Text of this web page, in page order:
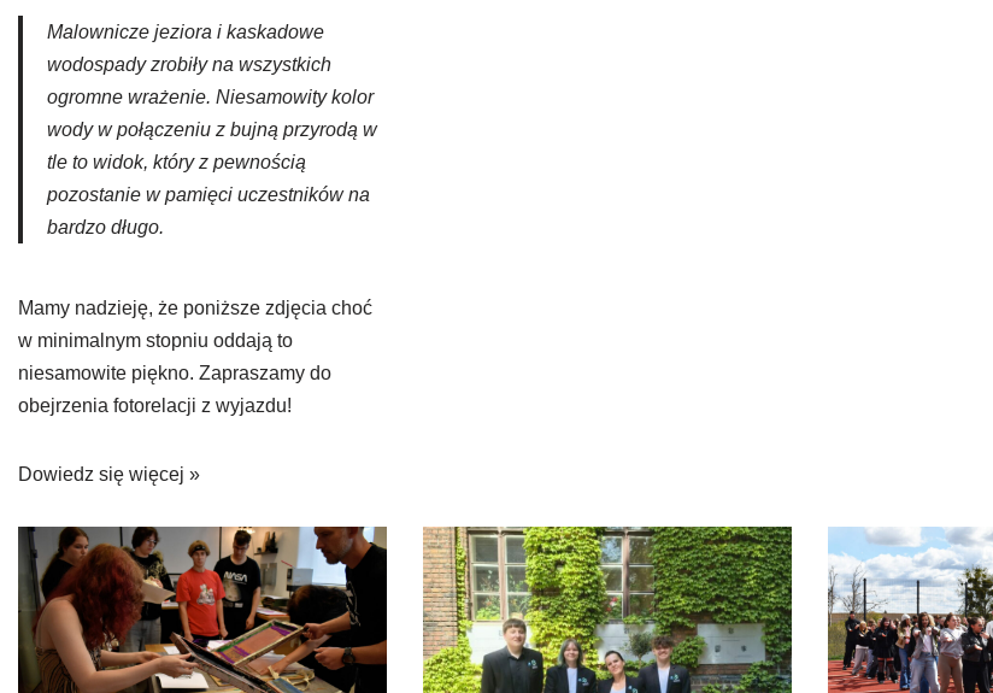
Malownicze jeziora i kaskadowe
wodospady zrobiły na wszystkich
ogromne wrażenie. Niesamowity kolor
wody w połączeniu z bujną przyrodą w
tle to widok, który z pewnością
pozostanie w pamięci uczestników na
bardzo długo.
Mamy nadzieję, że poniższe zdjęcia choć
w minimalnym stopniu oddają to
niesamowite piękno. Zapraszamy do
obejrzenia fotorelacji z wyjazdu!
Dowiedz się więcej »